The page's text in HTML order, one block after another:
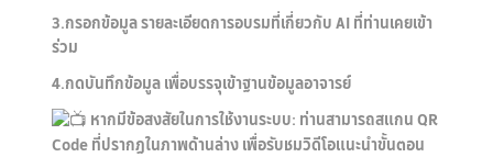
3.กรอกข้อมูล รายละเอียดการอบรมที่เกี่ยวกับ AI ที่ท่านเคยเข้า
ร่วม
4.กดบันทึกข้อมูล เพื่อบรรจุเข้าฐานข้อมูลอาจารย์
หากมีข้อสงสัยในการใช้งานระบบ: ท่านสามารถสแกน QR
Code ที่ปรากฏในภาพด้านล่าง เพื่อรับชมวิดีโอแนะนำขั้นตอน